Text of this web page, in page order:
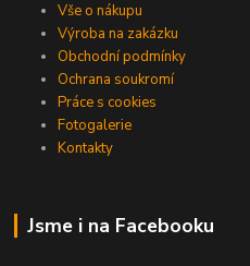
Vše o nákupu
Výroba na zakázku
Obchodní podmínky
Ochrana soukromí
Práce s cookies
Fotogalerie
Kontakty
Jsme i na Facebooku